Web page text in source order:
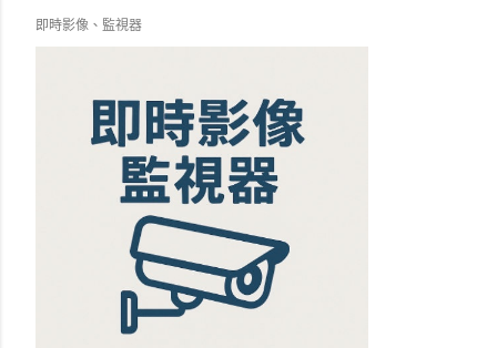
即時影像、監視器